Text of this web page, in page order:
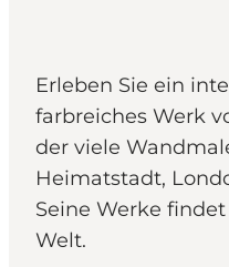
Erleben Sie ein
farbreiches Werk
der viele
Heimatstadt,
Seine Werke
Welt.